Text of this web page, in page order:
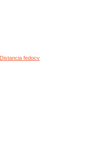
fedocv